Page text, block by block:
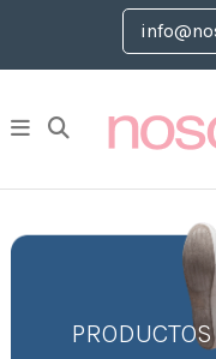
PRODUCTOS